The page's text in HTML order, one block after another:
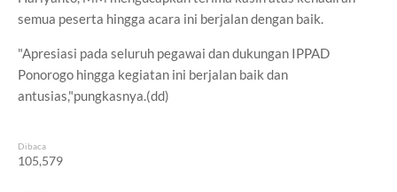
semua peserta hingga acara ini berjalan dengan baik.
"Apresiasi pada seluruh pegawai dan dukungan IPPAD
Ponorogo hingga kegiatan ini berjalan baik dan
antusias,"pungkasnya.(dd)
Dibaca
105,579